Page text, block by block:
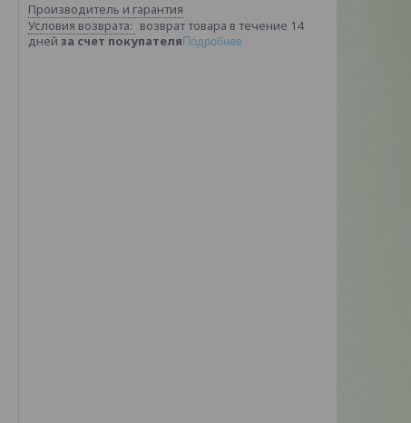
Производитель и гарантия
возврат товара в течение 14
дней за счет покупателя Подробнее